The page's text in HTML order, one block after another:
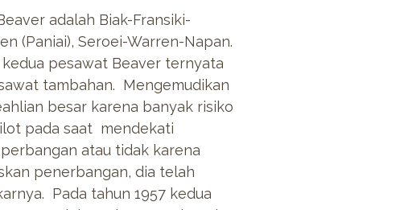
adalah Biak-Fransiki-
(Paniai), Seroei-Warren-Napan.
pesawat Beaver ternyata
tambahan. Mengemudikan
besar karena banyak risiko
pada saat mendekati
atau tidak karena
penerbangan, dia telah
Pada tahun 1957 kedua